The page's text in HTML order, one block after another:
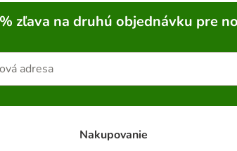
zľava na druhú objednávku pre
Nakupovanie